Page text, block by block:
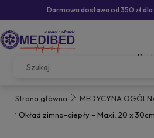
Darmowa dostawa od 350 zł
Do
Strona główna MEDYCYNA
Okład zimno-ciepły – Maxi, 20 x 30cm